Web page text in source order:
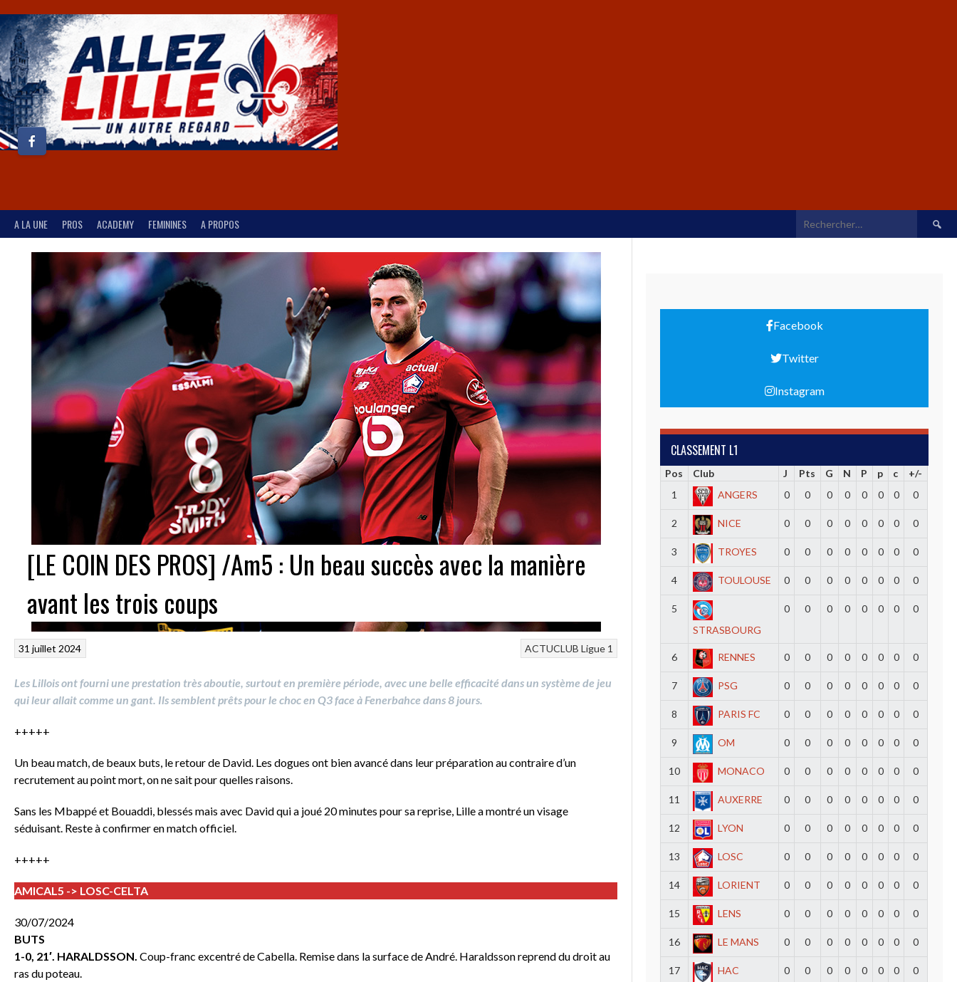
A LA UNE PROS ACADEMY FEMININES A PROPOS
[LE COIN DES PROS] /Am5 : Un beau succès avec la manière
avant les trois coups
ACTUCLUB Ligue 1
31 juillet 2024
Les Lillois ont fourni une prestation très aboutie, surtout en première période, avec une belle efficacité dans un système de jeu
qui leur allait comme un gant. Ils semblent prêts pour le choc en Q3 face à Fenerbahce dans 8 jours.
+++++
Un beau match, de beaux buts, le retour de David. Les dogues ont bien avancé dans leur préparation au contraire d’un
recrutement au point mort, on ne sait pour quelles raisons.
Sans les Mbappé et Bouaddi, blessés mais avec David qui a joué 20 minutes pour sa reprise, Lille a montré un visage
séduisant. Reste à confirmer en match officiel.
+++++
AMICAL5 -> LOSC-CELTA
30/07/2024
BUTS
1-0, 21′. HARALDSSON. Coup-franc excentré de Cabella. Remise dans la surface de André. Haraldsson reprend du droit au
ras du poteau.
Facebook
Twitter
Instagram
CLASSEMENT L1
Pos Club J Pts G N P p c
+/-
1
ANGERS 0 0 0 0 0 0 0 0
2 NICE 0 0 0 0 0 0 0 0
3 TROYES 0 0 0 0 0 0 0 0
4 TOULOUSE 0 0 0 0 0 0 0 0
5
STRASBOURG
0 0 0 0 0 0 0 0
6 RENNES 0 0 0 0 0 0 0 0
7 PSG 0 0 0 0 0 0 0 0
8 PARIS FC 0 0 0 0 0 0 0 0
9 OM 0 0 0 0 0 0 0 0
10 MONACO 0 0 0 0 0 0 0 0
11 AUXERRE 0 0 0 0 0 0 0 0
12 LYON 0 0 0 0 0 0 0 0
13 LOSC 0 0 0 0 0 0 0 0
14 LORIENT 0 0 0 0 0 0 0 0
15 LENS 0 0 0 0 0 0 0 0
16 LE MANS 0 0 0 0 0 0 0 0
17 HAC 0 0 0 0 0 0 0 0